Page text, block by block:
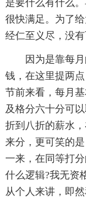
是要什么有什么
很快满足。为了
经仁至义尽，没有
因为是靠每
钱，在这里提两
节前来看，每月
及格分六十分可
折到八折的薪水
来分，更可笑的
一来，在同等打
什么逻辑?我无资
从个人来讲，即